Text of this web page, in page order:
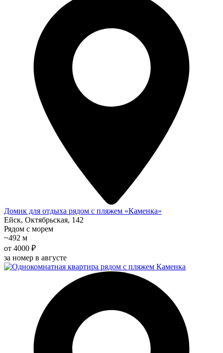
Домик для отдыха рядом с пляжем «Каменка»
Ейск, Октябрьская, 142
Рядом с морем
~492 м
от 4000 ₽
за номер в августе